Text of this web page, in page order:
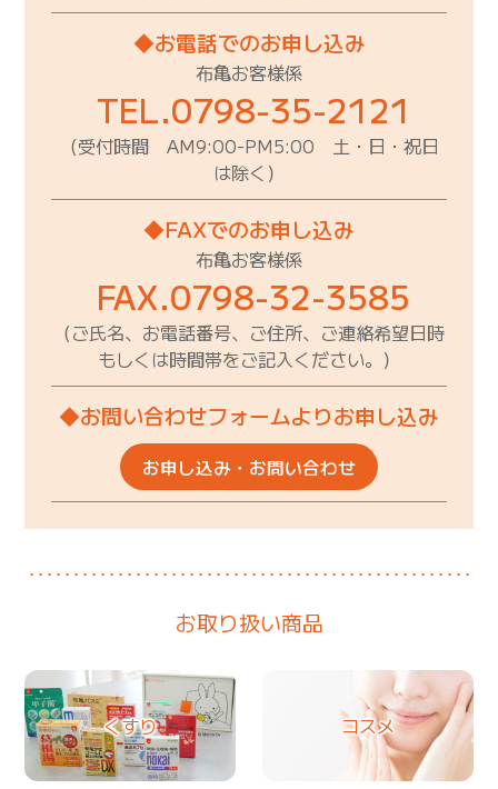
◆お電話でのお申し込み
布亀お客様係
TEL.0798-35-2121
（受付時間 AM9:00-PM5:00 土・日・祝日
は除く）
◆FAXでのお申し込み
布亀お客様係
FAX.0798-32-3585
（ご氏名、お電話番号、ご住所、ご連絡希望日時
もしくは時間帯をご記入ください。）
◆お問い合わせフォームよりお申し込み
お申し込み・お問い合わせ
お取り扱い商品
くすり コスメ